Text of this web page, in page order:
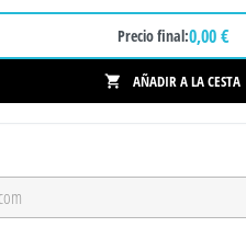
Precio final:0,00 €
 AÑADIR A LA CESTA